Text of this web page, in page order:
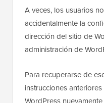
A veces, los usuarios
accidentalmente la
dirección del sitio de
administración de
Para recuperarse de
instrucciones